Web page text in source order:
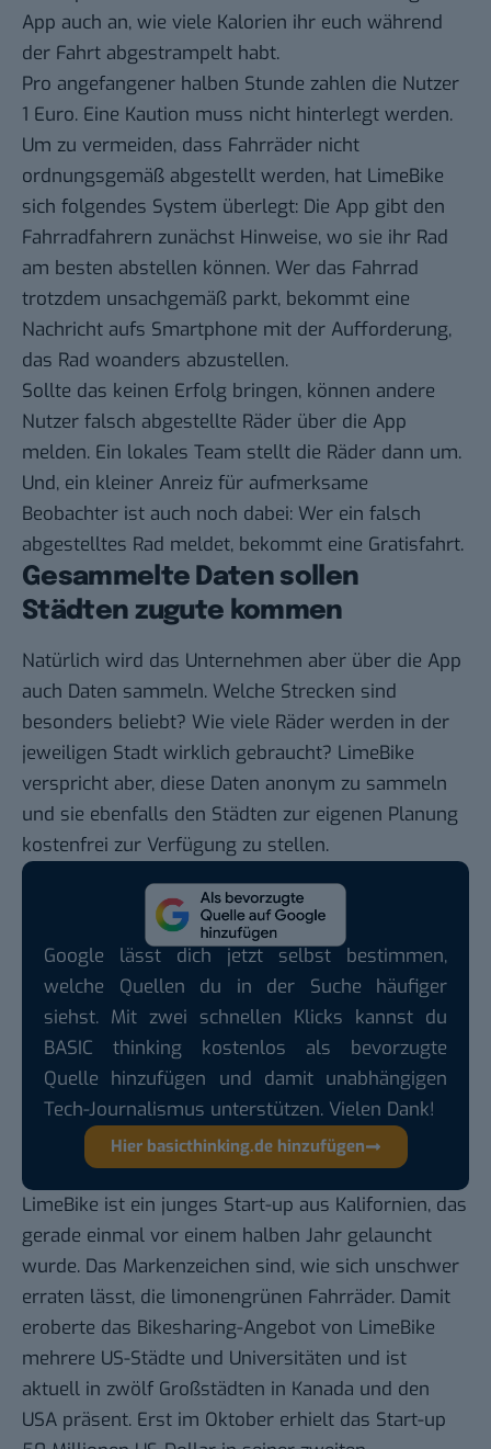
App auch an, wie viele Kalorien ihr euch während
der Fahrt abgestrampelt habt.
Pro angefangener halben Stunde zahlen die Nutzer
1 Euro. Eine Kaution muss nicht hinterlegt werden.
Um zu vermeiden, dass Fahrräder nicht
ordnungsgemäß abgestellt werden, hat LimeBike
sich folgendes System überlegt: Die App gibt den
Fahrradfahrern zunächst Hinweise, wo sie ihr Rad
am besten abstellen können. Wer das Fahrrad
trotzdem unsachgemäß parkt, bekommt eine
Nachricht aufs Smartphone mit der Aufforderung,
das Rad woanders abzustellen.
Sollte das keinen Erfolg bringen, können andere
Nutzer falsch abgestellte Räder über die App
melden. Ein lokales Team stellt die Räder dann um.
Und, ein kleiner Anreiz für aufmerksame
Beobachter ist auch noch dabei: Wer ein falsch
abgestelltes Rad meldet, bekommt eine Gratisfahrt.
Gesammelte Daten sollen
Städten zugute kommen
Natürlich wird das Unternehmen aber über die App
auch Daten sammeln. Welche Strecken sind
besonders beliebt? Wie viele Räder werden in der
jeweiligen Stadt wirklich gebraucht? LimeBike
verspricht aber, diese Daten anonym zu sammeln
und sie ebenfalls den Städten zur eigenen Planung
kostenfrei zur Verfügung zu stellen.
Google lässt dich jetzt selbst bestimmen,
welche Quellen du in der Suche häufiger
siehst. Mit zwei schnellen Klicks kannst du
BASIC thinking kostenlos als bevorzugte
Quelle hinzufügen und damit unabhängigen
Tech-Journalismus unterstützen. Vielen Dank!
Hier basicthinking.de hinzufügen
LimeBike ist ein junges Start-up aus Kalifornien, das
gerade einmal vor einem halben Jahr gelauncht
wurde. Das Markenzeichen sind, wie sich unschwer
erraten lässt, die limonengrünen Fahrräder. Damit
eroberte das Bikesharing-Angebot von LimeBike
mehrere US-Städte und Universitäten und ist
aktuell in zwölf Großstädten in Kanada und den
USA präsent. Erst im Oktober erhielt das Start-up